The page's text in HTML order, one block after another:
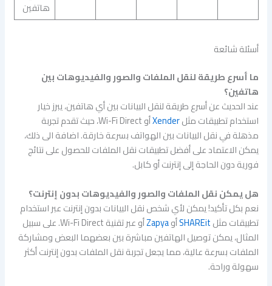
هاتفين
أسئلة شائعة
ما أسرع طريقة لنقل الملفات والصور والفيديوهات بين
هاتفين؟
عند الحديث عن أسرع طريقة لنقل البيانات بين أي هاتفين، يبرز خيار
استخدام تطبيقات مثلXender
أو Wi-Fi Direct، حيث تقدم تجربة
مذهلة في نقل البيانات بين الهواتف بسرعة خارقة. اضافة الى ذلك،
يمكن الاعتماد على أفضل تطبيقات نقل الملفات للحصول على نتائج
فورية دون الحاجة إلى إنترنت أو كابل.
هل يمكن نقل الملفات والصور والفيديوهات بدون إنترنت؟
نعم بكل تأكيد! يمكن لأي شخص نقل البيانات بدون إنترنت عبر استخدام
تطبيقات مثلSHAREitأوZapya
أو عبر تقنية Wi-Fi Direct. على سبيل
المثال، يمكن توصيل الهاتفين مباشرة بين بعضهما البعض ومشاركة
الملفات بسرعة عالية، مما يجعل تجربة نقل الملفات بدون إنترنت أكثر
سهولة وراحة.